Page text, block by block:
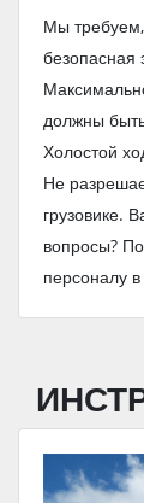
Мы
безопасная
должны
Холостой
Не
грузовике.
вопросы?
персоналу